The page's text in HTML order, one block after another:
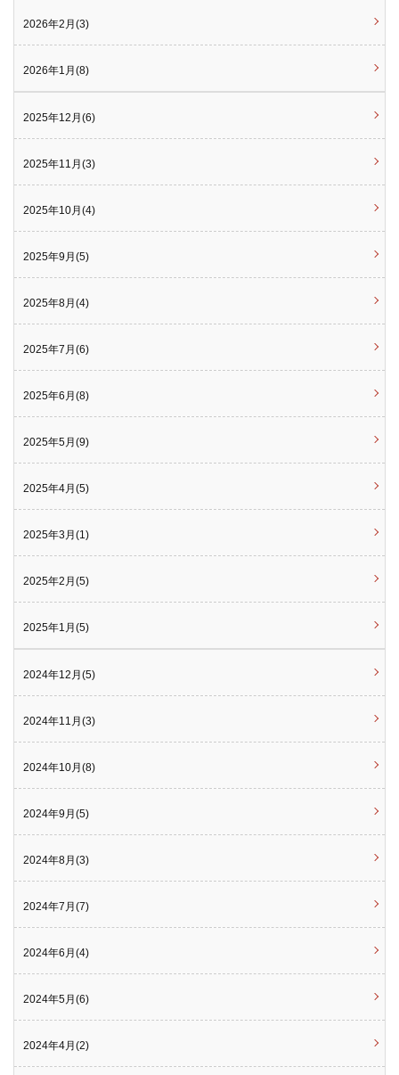
2026年2月(3)
2026年1月(8)
2025年12月(6)
2025年11月(3)
2025年10月(4)
2025年9月(5)
2025年8月(4)
2025年7月(6)
2025年6月(8)
2025年5月(9)
2025年4月(5)
2025年3月(1)
2025年2月(5)
2025年1月(5)
2024年12月(5)
2024年11月(3)
2024年10月(8)
2024年9月(5)
2024年8月(3)
2024年7月(7)
2024年6月(4)
2024年5月(6)
2024年4月(2)